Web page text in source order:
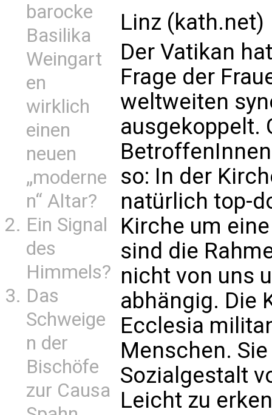
barocke
Basilika
Weingart
en
wirklich
einen
neuen
„moderne
n“ Altar?
Ein Signal
des
Himmels?
Das
Schweige
n der
Bischöfe
zur Causa
Linz (kath.net)
Der Vatikan
Frage der
weltweiten
ausgekoppelt.
so: In der
natürlich top-
Kirche um
sind die
nicht von uns
abhängig. Die
Ecclesia
Menschen.
Sozialgestalt
Leicht zu